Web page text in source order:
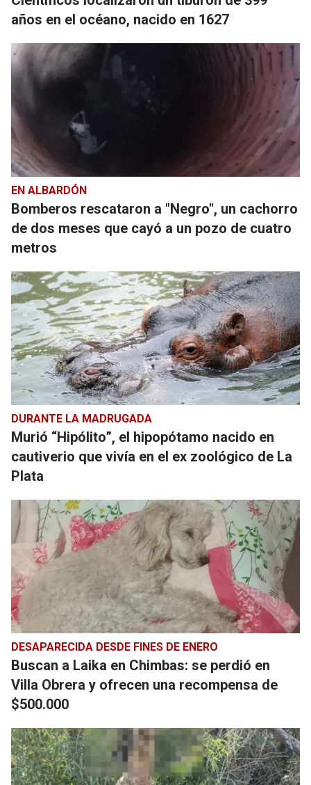
años en el océano, nacido en 1627
EN ALBARDÓN
Bomberos rescataron a "Negro", un cachorro
de dos meses que cayó a un pozo de cuatro
metros
DURANTE LA MADRUGADA
Murió “Hipólito”, el hipopótamo nacido en
cautiverio que vivía en el ex zoológico de La
Plata
DESAPARECIDA DESDE FINES DE ENERO
Buscan a Laika en Chimbas: se perdió en
Villa Obrera y ofrecen una recompensa de
$500.000